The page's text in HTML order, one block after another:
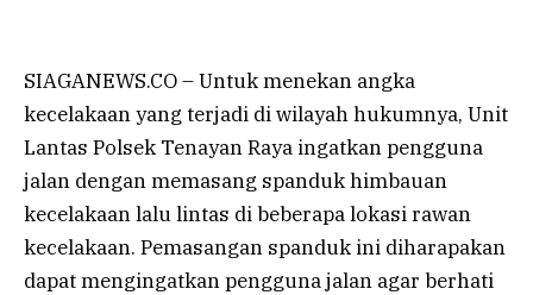
SIAGANEWS.CO – Untuk menekan angka
kecelakaan yang terjadi diwilayahhukumnya, Unit
Lantas Polsek Tenayan Raya ingatkan pengguna
jalan dengan memasang spanduk himbauan
kecelakaan lalu lintas di beberapa lokasi rawan
kecelakaan. Pemasangan spanduk ini diharapakan
dapat mengingatkan pengguna jalan agar berhati